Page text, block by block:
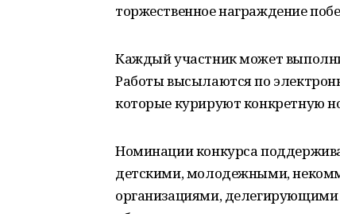
торжественное награждение
Каждый участник может
Работы высылаются по
которые курируют конкретную
Номинации конкурса
детскими, молодежными,
организациями, делегирующими